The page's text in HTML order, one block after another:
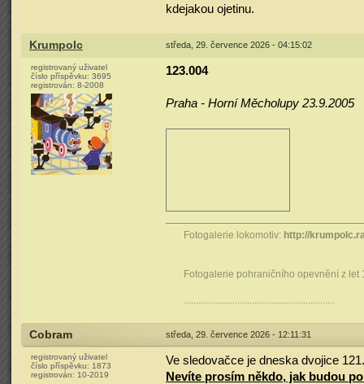
kdejakou ojetinu.
Krumpolc středa, 29. července 2026 - 04:15:02
registrovaný uživatel
číslo příspěvku: 3695
registrován: 8-2008
123.004
Praha - Horní Měcholupy 23.9.2005
Fotogalerie lokomotiv: http://
Fotogalerie pohraničního opevnění z let
..............................................................
Cobram středa, 29. července 2026 - 12:11:31
registrovaný uživatel
číslo příspěvku: 1873
registrován: 10-2019
Ve sledovačce je dneska dvojice
Nevíte prosím někdo, jak budou